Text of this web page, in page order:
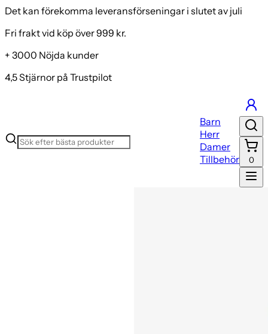
Det kan förekomma leveransförseningar i slutet av juli
Fri frakt vid köp över 999 kr.
+ 3000 Nöjda kunder
4,5 Stjärnor på Trustpilot
Barn
Herr
Damer
Tillbehör
0